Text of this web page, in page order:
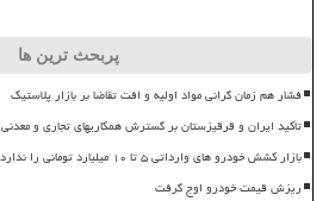
پربحث ترین ها
فشار هم زمان گرانی مواد اولیه و افت تقاضا بر بازار پلاستیک
تأکید ایران و قرقیزستان بر گسترش همکاریهای تجاری و معدنی
بازار کشش خودرو های وارداتی ۵ تا ۱۰ میلیارد تومانی را ندارد
ریزش قیمت خودرو اوج گرفت